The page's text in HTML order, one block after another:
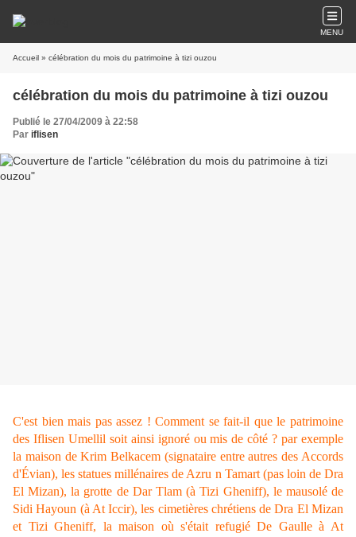
MENU
Accueil » célébration du mois du patrimoine à tizi ouzou
célébration du mois du patrimoine à tizi ouzou
Publié le 27/04/2009 à 22:58
Par iflisen
C'est bien mais pas assez ! Comment se fait-il que le patrimoine
des Iflisen Umellil soit ainsi ignoré ou mis de côté ? par exemple
la maison de Krim Belkacem (signataire entre autres des Accords
d'Évian), les statues millénaires de Azru n Tamart (pas loin de Dra
El Mizan), la grotte de Dar Tlam (à Tizi Gheniff), le mausolé de
Sidi Hayoun (à At Iccir), les cimetières chrétiens de Dra El Mizan
et Tizi Gheniff, la maison où s'était refugié De Gaulle à At